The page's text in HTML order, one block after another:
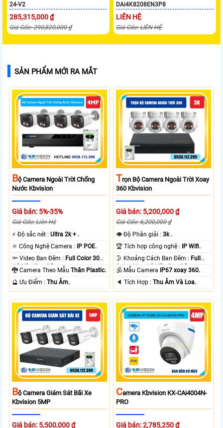
24-V2
285,315,000 ₫
Giá Gốc: 290,820,000 ₫
DAi4K8208EN3P8
LIÊN HỆ
Giá Gốc: LIÊN HỆ
SẢN PHẨM MỚI RA MẮT
BỘ Camera Ngoài Trời Chống
Nước Kbvision
Giá bán: 5%-35%
Giá Gốc: Liên Hệ
️⚡ Độ sắc nét :Ultra 2k + .
⚛️ Công Nghệ Camera :
IP POE.
🔦 Video Ban Đêm : Full Color 30m
Có Màu Ban Ðêm.
🐉️ Camera Theo MẫuThân Plastic.
️🔮 Ưu Điểm :Thu Âm.
TRọn Bộ Camera Ngoài Trời Xoay
360 Kbvision
Giá bán: 5,200,000 ₫
Giá Gốc: 6,200,000 ₫
👁 Độ Phân giải :3k .
🏆 Tích hợp công nghệ :
IP Wifi.
🌛 Khoảng Cách Ban Đêm : Full
Color 30m Có Màu Ban Ðêm.
🕉️ Mẫu Camera
IP67 xoay 360.
️🔈 Tích Hợp :Thu Âm Và Loa.
BỘ Camera Giám Sát Bãi Xe
Kbvision 5MP
Giá bán: 5,500,000 ₫
CAmera Kbvision KX-CAi4004N-
PRO
Giá bán: 2,785,250 ₫